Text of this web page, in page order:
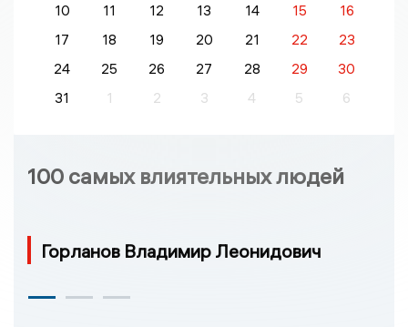
10
11 12 13 14 15
16
17
18 19 20 21 22
23
24
25 26 27 28 29
30
31
1 2 3 4 5 6
100 самых влиятельных людей
Горланов Владимир Леонидович